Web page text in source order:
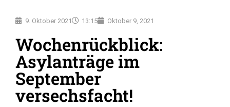
9. Oktober 2021 13:15 Oktober 9, 2021
Wochenrückblick:
Asylanträge im
September
versechsfacht!